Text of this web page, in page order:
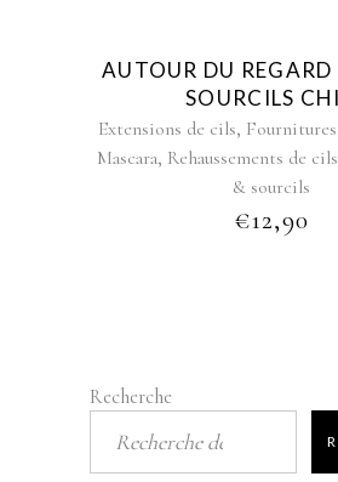
AUTOUR DU REGARD
SOURCILS
Extensions de cils, Fournitures
Mascara, Rehaussements de cils
& sourcils
€12,90
Recherche